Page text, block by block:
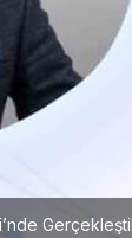
Gerçekleşti!